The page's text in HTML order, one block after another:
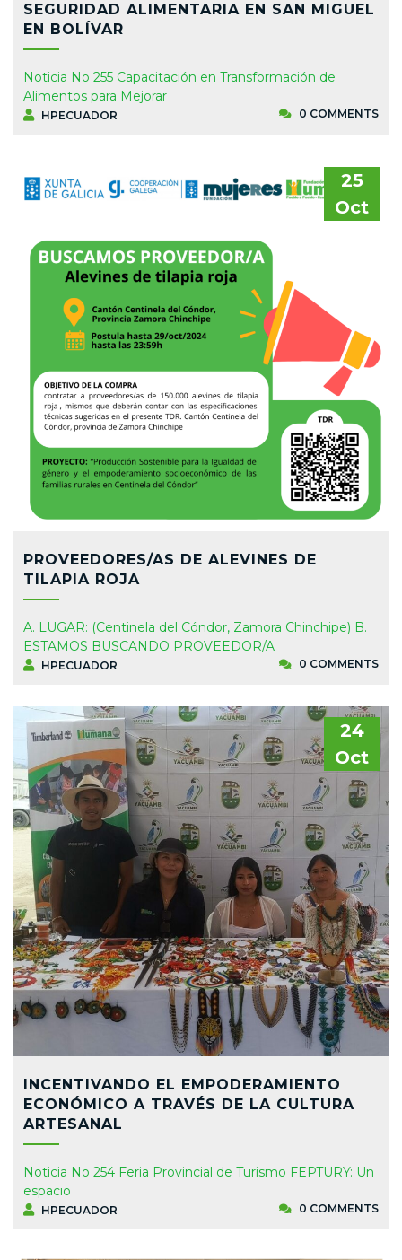
SEGURIDAD ALIMENTARIA EN SAN MIGUEL
EN BOLÍVAR
Noticia No 255 Capacitación en Transformación de
Alimentos para Mejorar
HPECUADOR 0 COMMENTS
25
Oct
PROVEEDORES/AS DE ALEVINES DE
TILAPIA ROJA
A. LUGAR: (Centinela del Cóndor, Zamora Chinchipe) B.
ESTAMOS BUSCANDO PROVEEDOR/A
HPECUADOR 0 COMMENTS
24
Oct
INCENTIVANDO EL EMPODERAMIENTO
ECONÓMICO A TRAVÉS DE LA CULTURA
ARTESANAL
Noticia No 254 Feria Provincial de Turismo FEPTURY: Un
espacio
HPECUADOR 0 COMMENTS